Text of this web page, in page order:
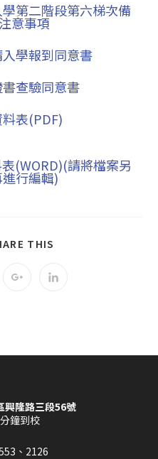
第二階段第六梯次備
意事項
學報到同意書
查驗同意書
表(PDF)
(WORD)(請將檔案另
行編輯)
THIS
興隆路三段56號
鐘到校
、2126